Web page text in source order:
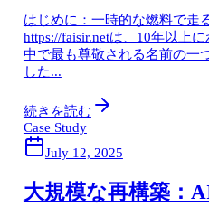
はじめに：一時的な燃料で走
https://faisir.netは、10年以上
中で最も尊敬される名前の一
した...
続きを読む
Case Study
July 12, 2025
大規模な再構築：